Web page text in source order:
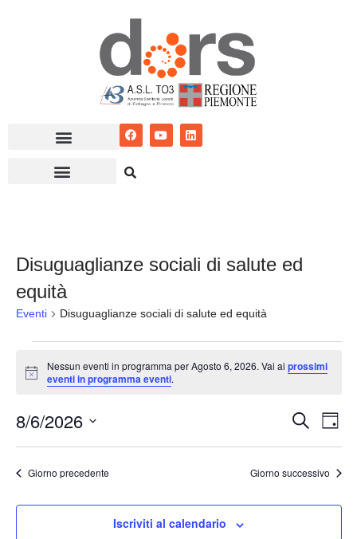
Disuguaglianze sociali di salute ed
equità
Eventi Disuguaglianze sociali di salute ed equità
Notice
Nessun eventi in programma per Agosto 6, 2026. Vai ai prossimi
eventi in programma eventi.
Eventi
e
viste
Cerca
8/6/2026
data.
Giorno precedente Giorno successivo
Iscriviti al calendario